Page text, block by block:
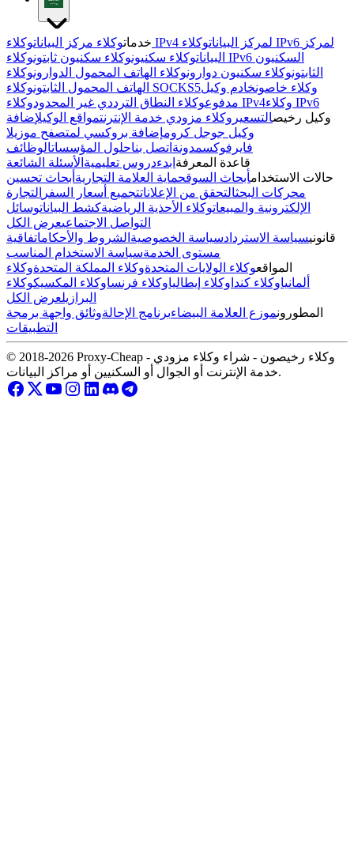
خدماتوكلاء مركز البيانات وكلاء IPv4 لمركز البياناتوكلاء IPv6 لمركز
البياناتوكلاء سكنيونوكلاء سكنيون ثابتونوكلاء IPv6 السكنيون
الثابتونوكلاء سكنيون دوارونوكلاء الهاتف المحمول الدوارونوكلاء
الهاتف المحمول الثابتون وكلاء SOCKS5 وكلاء خاصونخادم وكيل
مدفوعوكلاء النطاق الترددي غير المحدود وكلاء IPv4
وكلاء IPv6
وكيل رخيصالتسعير وكلاء مزودي خدمة الإنترنتمواقع الوكيلإضافة
وكيل جوجل كرومإضافة بروكسي لمتصفح موزيلا
فايرفوكسمدونة اتصل بناحلول المؤسساتالوظائف
قاعدة المعرفة ابدءدروس تعليمية الأسئلة الشائعة
حالات الاستخدامأبحاث السوقحماية العلامة التجارية أبحاث تحسين
محركات البحثالتحقق من الإعلاناتتجميع أسعار السفر التجارة
الإلكترونية والمبيعاتوكلاء الأحذية الرياضيةكشط البياناتوسائل
التواصل الاجتماعيعرض الكل
قانونيسياسة الاستردادسياسة الخصوصية الشروط والأحكاماتفاقية
مستوى الخدمةسياسة الاستخدام المناسب
المواقعوكلاء الولايات المتحدةوكلاء المملكة المتحدةوكلاء
ألمانياوكلاء كندا وكلاء إيطالياوكلاء فرنساوكلاء المكسيكوكلاء
البرازيلعرض الكل
المطورونموزع العلامة البيضاءبرنامج الإحالةوثائق واجهة برمجة
التطبيقات
© 2018-2026 Proxy-Cheap - وكلاء رخيصون - شراء وكلاء مزودي
خدمة الإنترنت أو الجوال أو السكنيين أو مراكز البيانات.